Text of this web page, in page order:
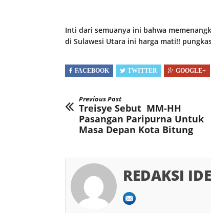
Inti dari semuanya ini bahwa
di Sulawesi Utara ini harga mati!!
FACEBOOK TWITTER GOOGLE+
Previous Post
Treisye Sebut MM-HH
Pasangan Paripurna Untuk
Masa Depan Kota Bitung
REDAKSI